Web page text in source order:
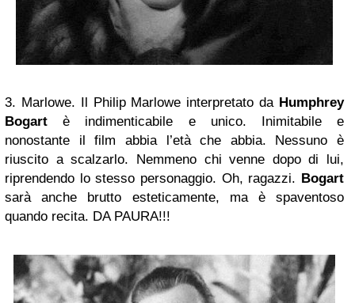
3. Marlowe. Il Philip Marlowe interpretato da Humphrey
Bogart è indimenticabile e unico. Inimitabile e
nonostante il film abbia l’età che abbia. Nessuno è
riuscito a scalzarlo. Nemmeno chi venne dopo di lui,
riprendendo lo stesso personaggio. Oh, ragazzi. Bogart
sarà anche brutto esteticamente, ma è spaventoso
quando recita. DA PAURA!!!